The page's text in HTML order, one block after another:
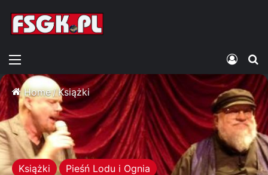
Home/Książki
Książki Pieśń Lodu i Ognia